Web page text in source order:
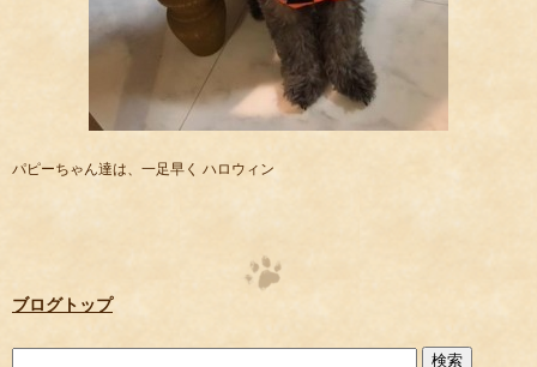
パピーちゃん達は、一足早く ハロウィン
ブログトップ